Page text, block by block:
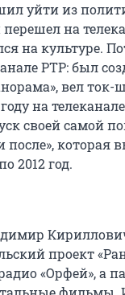
уйти из
на
на культуре.
РТР: был
вел ток-
на
своей самой
которая
2012 год.
проект
«Орфей», а